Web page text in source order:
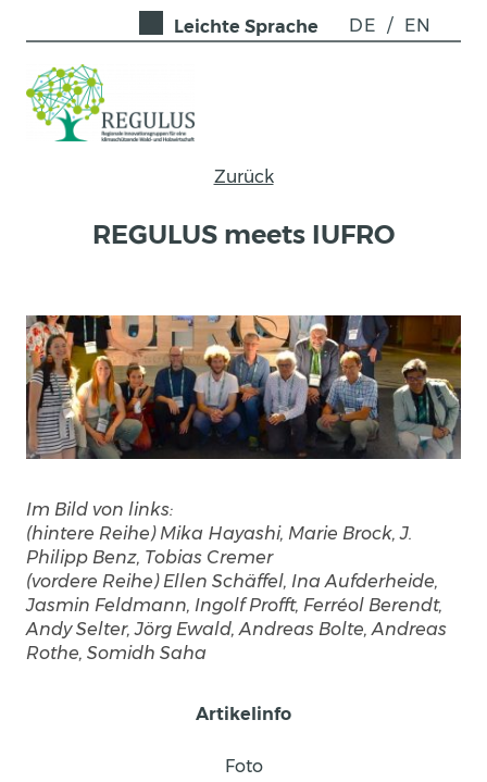
Leichte Sprache DE / EN
Zurück
REGULUS meets IUFRO
Im Bild von links:
(hintere Reihe) Mika Hayashi, Marie Brock, J.
Philipp Benz, Tobias Cremer
(vordere Reihe) Ellen Schäffel, Ina Aufderheide,
Jasmin Feldmann, Ingolf Profft, Ferréol Berendt,
Andy Selter, Jörg Ewald, Andreas Bolte, Andreas
Rothe, Somidh Saha
Artikelinfo
Foto